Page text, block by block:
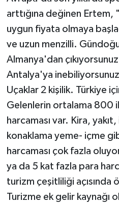
arttığına değinen
uygun fiyata olmaya
ve uzun menzilli.
Almanya'dan
Antalya'ya
Uçaklar 2 kişilik. Türkiye
Gelenlerin ortalama 800
harcaması var. Kira, yakıt,
konaklama yeme- içme
harcaması çok fazla
ya da 5 kat fazla para
turizm çeşitliliği açısında
Turizme ek gelir kaynağı